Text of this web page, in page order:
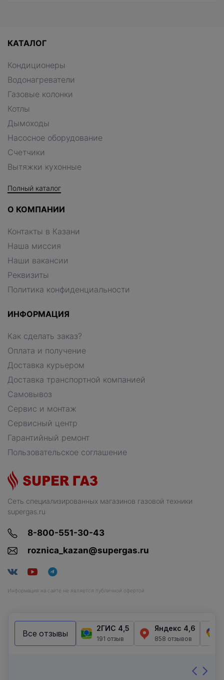
Сеть специализированных магазинов газовой техники
supergas.ru
8-800-551-30-43
roznica_kazan@supergas.ru
Информация на сайте не является публичной офертой
КАТАЛОГ
Кондиционеры
Водонагреватели
Газовые колонки
Котлы
Дымоходы
Насосное оборудование
Счетчики
Вытяжки кухонные
Полный каталог
О КОМПАНИИ
Контакты в Казани
Наша миссия
Наши вакансии
Реквизиты
Политика конфиденциальности
ИНФОРМАЦИЯ
Как сделать заказ?
Оплата и получение
Доставка курьером
Доставка транспортной компанией
Самовывоз
Сервис и монтаж
Сервисный центр
Гарантийный ремонт
Пользовательское соглашение